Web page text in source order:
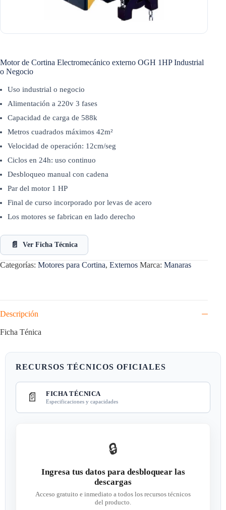
Motor de Cortina Electromecánico externo OGH 1HP Industrial
o Negocio
Uso industrial o negocio
Alimentación a 220v 3 fases
Capacidad de carga de 588k
Metros cuadrados máximos 42m²
Velocidad de operación: 12cm/seg
Ciclos en 24h: uso continuo
Desbloqueo manual con cadena
Par del motor 1 HP
Final de curso incorporado por levas de acero
Los motores se fabrican en lado derecho
📄 Ver Ficha Técnica
Categorías: Motores para Cortina, Externos Marca: Manaras
Descripción
Ficha Ténica
RECURSOS TÉCNICOS OFICIALES
📄 FICHA TÉCNICA
Especificaciones y capacidades
🔒
Ingresa tus datos para desbloquear las
descargas
Acceso gratuito e inmediato a todos los recursos técnicos
del producto.